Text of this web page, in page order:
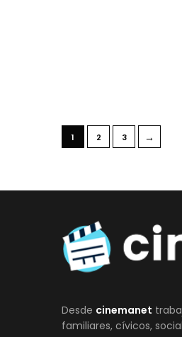
1 2 3 →
Desde cinemanet
familiares, cívicos,